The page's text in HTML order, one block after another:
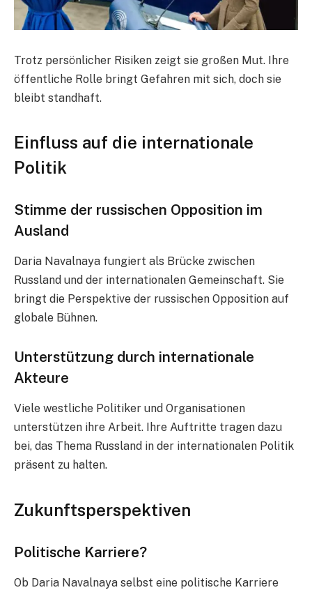
Trotz persönlicher Risiken zeigt sie großen Mut. Ihre
öffentliche Rolle bringt Gefahren mit sich, doch sie
bleibt standhaft.
Einfluss auf die internationale
Politik
Stimme der russischen Opposition im
Ausland
Daria Navalnaya fungiert als Brücke zwischen
Russland und der internationalen Gemeinschaft. Sie
bringt die Perspektive der russischen Opposition auf
globale Bühnen.
Unterstützung durch internationale
Akteure
Viele westliche Politiker und Organisationen
unterstützen ihre Arbeit. Ihre Auftritte tragen dazu
bei, das Thema Russland in der internationalen Politik
präsent zu halten.
Zukunftsperspektiven
Politische Karriere?
Ob Daria Navalnaya selbst eine politische Karriere